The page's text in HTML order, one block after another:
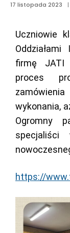
17 listopada 2023 |
Uczniowie
firmę
proces
wykonania,
Ogromny
specjaliści
https://